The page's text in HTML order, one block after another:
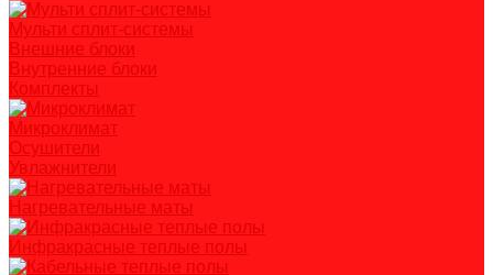
Мульти сплит-системы
Внешние блоки
Внутренние блоки
Комплекты
Микроклимат
Осушители
Увлажнители
Нагревательные маты
Инфракрасные теплые полы